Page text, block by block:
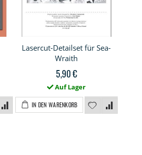
Lasercut-Detailset für Sea-
Wraith
5,90 €
Auf Lager
IN DEN WARENKORB